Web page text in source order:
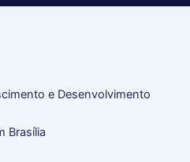
e Desenvolvimento
Brasília